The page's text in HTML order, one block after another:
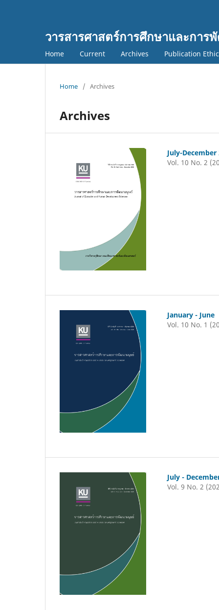
วารสารศาสตร์การศึกษาและกา
Home Current Archives Publication
Home / Archives
Archives
July-December
Vol. 10 No. 2
January - June
Vol. 10 No. 1
July -
Vol. 9 No. 2